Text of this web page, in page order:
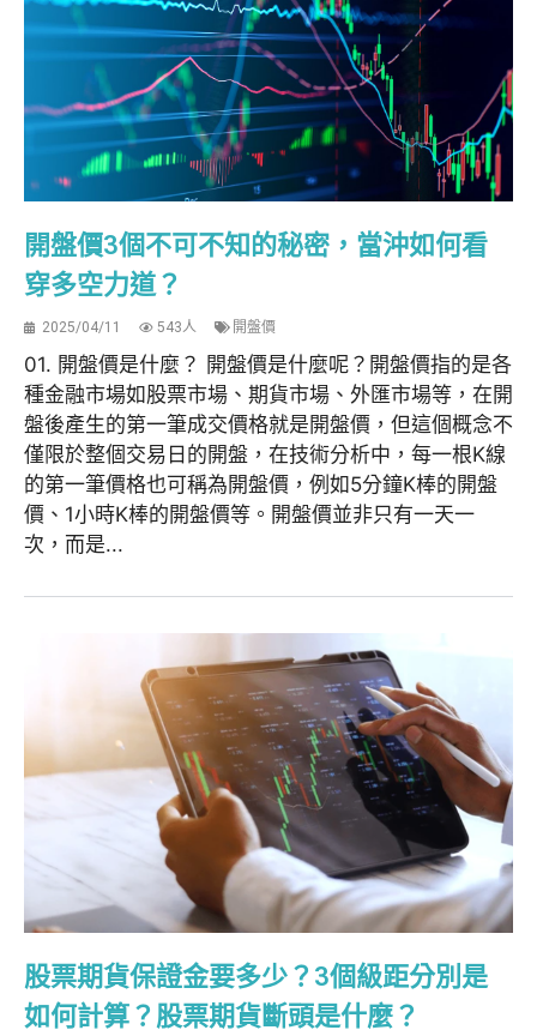
開盤價3個不可不知的秘密，當沖如何看
穿多空力道？
2025/04/11 543人 開盤價
01. 開盤價是什麼？ 開盤價是什麼呢？開盤價指的是各
種金融市場如股票市場、期貨市場、外匯市場等，在開
盤後產生的第一筆成交價格就是開盤價，但這個概念不
僅限於整個交易日的開盤，在技術分析中，每一根K線
的第一筆價格也可稱為開盤價，例如5分鐘K棒的開盤
價、1小時K棒的開盤價等。開盤價並非只有一天一
次，而是...
股票期貨保證金要多少？3個級距分別是
如何計算？股票期貨斷頭是什麼？